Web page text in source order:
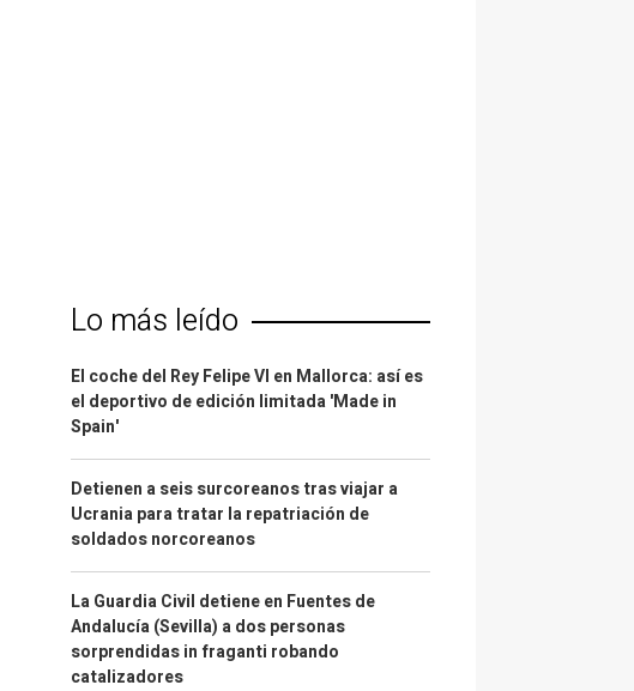
Lo más leído
El coche del Rey Felipe VI en Mallorca: así es
el deportivo de edición limitada 'Made in
Spain'
Detienen a seis surcoreanos tras viajar a
Ucrania para tratar la repatriación de
soldados norcoreanos
La Guardia Civil detiene en Fuentes de
Andalucía (Sevilla) a dos personas
sorprendidas in fraganti robando
catalizadores